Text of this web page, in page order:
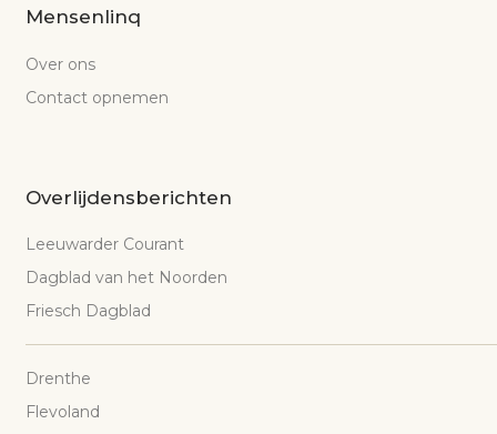
Mensenlinq
Over ons
Contact opnemen
Overlijdensberichten
Leeuwarder Courant
Dagblad van het Noorden
Friesch Dagblad
Drenthe
Flevoland